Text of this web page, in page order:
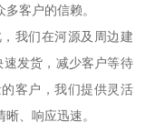
客户的信赖。
我们在河源及周边建
发货，减少客户等待
客户，我们提供灵活
、响应迅速。